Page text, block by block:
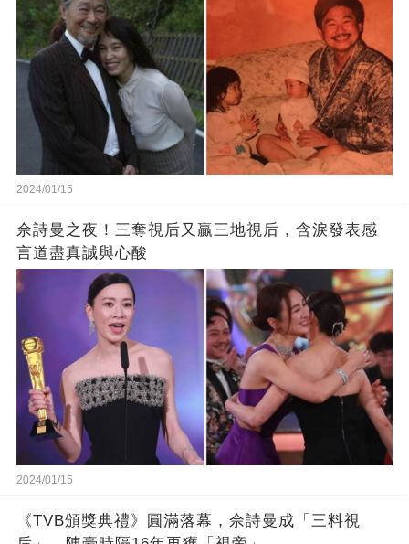
2024/01/15
佘詩曼之夜！三奪視后又贏三地視后，含淚發表感
言道盡真誠與心酸
2024/01/15
《TVB頒獎典禮》圓滿落幕，佘詩曼成「三料視